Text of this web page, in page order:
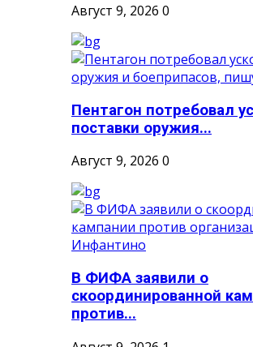
Август 9, 2026 0
Пентагон потребовал
поставки оружия...
Август 9, 2026 0
В ФИФА заявили о
скоординированной
против...